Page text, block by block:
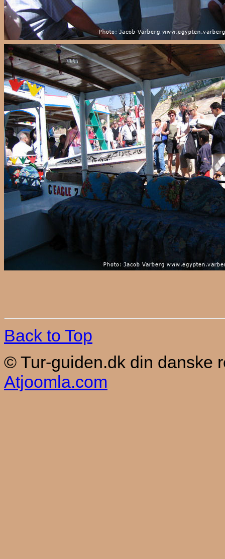
Back to Top
© Tur-guiden.dk din danske
Atjoomla.com